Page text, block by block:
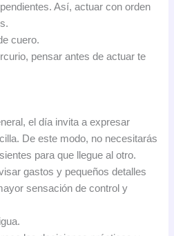
Así, actuar con orden
cuero.
pensar antes de actuar te
el día invita a expresar
De este modo, no necesitarás
para que llegue al otro.
gastos y pequeños detalles
sensación de control y